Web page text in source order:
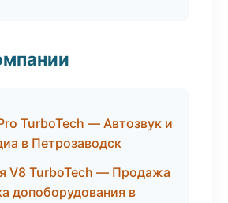
TurboTech — Автозвук и
в Петрозаводск
V8 TurboTech — Продажа
допоборудования в